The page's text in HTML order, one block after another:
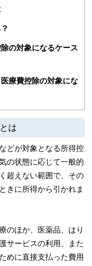
に関する書籍・雑誌の編集経
記事掲載まですべての工程に
テンツを追求しています。
認会計士、社会保険労務
、キャリアコンサルタントな
です。
ーと金融や経済に精通した
を築くことで、内容のわかり
応えのあるコンテンツと確か
のアイデアを提供するお金の
の対象になるケース
療費控除の対象にな
は
どが対象となる所得控
の状態に応じて一般的
超えない範囲で、その
きに所得から引かれま
のほか、医薬品、はり
サービスの利用、また
めに直接支払った費用